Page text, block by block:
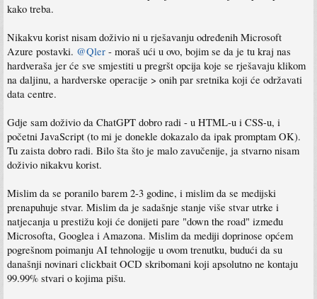
kako treba.
Nikakvu korist nisam doživio ni u rješavanju određenih Microsoft
Azure postavki. @Qler - moraš ući u ovo, bojim se da je tu kraj nas
hardveraša jer će sve smjestiti u pregršt opcija koje se rješavaju klikom
na daljinu, a hardverske operacije > onih par sretnika koji će održavati
data centre.
Gdje sam doživio da ChatGPT dobro radi - u HTML-u i CSS-u, i
početni JavaScript (to mi je donekle dokazalo da ipak promptam OK).
Tu zaista dobro radi. Bilo šta što je malo zavučenije, ja stvarno nisam
doživio nikakvu korist.
Mislim da se poranilo barem 2-3 godine, i mislim da se medijski
prenapuhuje stvar. Mislim da je sadašnje stanje više stvar utrke i
natjecanja u prestižu koji će donijeti pare "down the road" između
Microsofta, Googlea i Amazona. Mislim da mediji doprinose općem
pogrešnom poimanju AI tehnologije u ovom trenutku, budući da su
današnji novinari clickbait OCD skribomani koji apsolutno ne kontaju
99.99% stvari o kojima pišu.